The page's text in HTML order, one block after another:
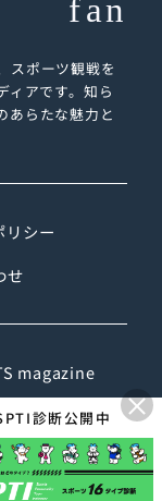
×
診断公開中
スポーツ観戦を
アです。 知ら
あらたな魅力と
リシー
せ
magazine